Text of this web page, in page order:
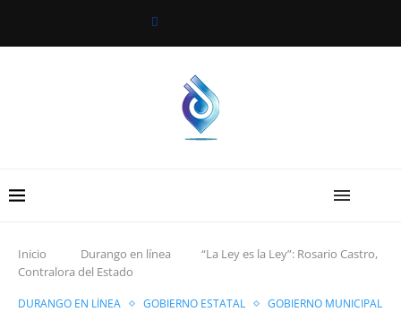
Inicio Durango en línea
“La Ley es la Ley”: Rosario Castro,
Contralora del Estado
DURANGO EN LÍNEA GOBIERNO ESTATAL GOBIERNO MUNICIPAL